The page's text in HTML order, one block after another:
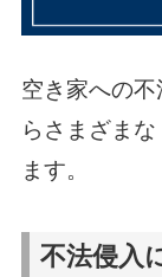
空き家への
らさまざま
ます。
不法侵入